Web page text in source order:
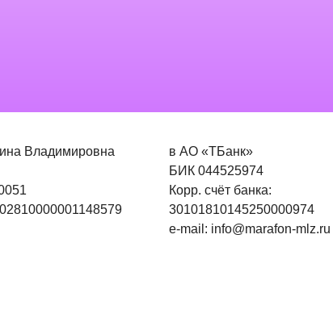
Владимировна
в АО «ТБанк»
БИК 044525974
Корр. счёт банка:
30101810145250000974
e-mail: info@marafon-mlz.ru